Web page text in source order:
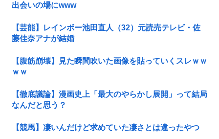
出会いの場にwww
【芸能】レインボー池田直人（32）元読売テレビ・佐
藤佳奈アナが結婚
【腹筋崩壊】見た瞬間吹いた画像を貼っていくスレｗｗ
ｗｗ
【徹底議論】漫画史上「最大のやらかし展開」って結局
なんだと思う？
【競馬】凄いんだけど求めていた凄さとは違ったやつ